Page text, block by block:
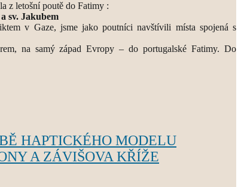
z letošní poutě do Fatimy :
sv. Jakubem
v Gaze, jsme jako poutníci navštívili místa spojená s
na samý západ Evropy – do portugalské Fatimy. Do
HAPTICKÉHO MODELU
A ZÁVIŠOVA KŘÍŽE